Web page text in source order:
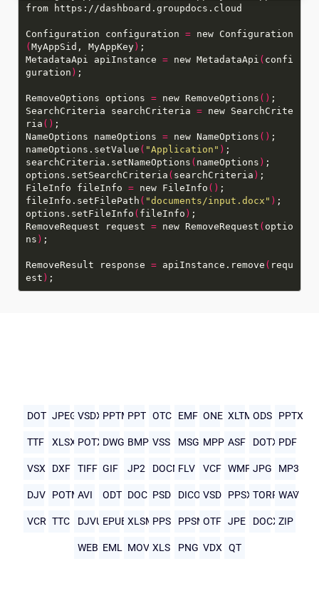
Configuration configuration =new Configuration
( MyAppSid, MyAppKey)
MetadataApi apiInstance =new MetadataApi ( confi
guration )
RemoveOptions options =new RemoveOptions ()
SearchCriteria searchCriteria =new SearchCrite
ria ()
NameOptions nameOptions =new NameOptions ()
nameOptions.setValue ( "Application" )
searchCriteria.setNameOptions ( nameOptions )
options.setSearchCriteria ( searchCriteria )
FileInfo fileInfo =new FileInfo ()
fileInfo.setFilePath ( "documents/input.docx" )
options.setFileInfo ( fileInfo )
RemoveRequest request =new RemoveRequest ( optio
ns )
RemoveResult response =apiInstance.remove ( requ
est )
DOT JPEG VSDX PPTMPPT OTC EMF ONE XLTMODS PPTX
TTF XLSX POTX DWG BMP VSS MSG MPP ASF DOTX PDF
VSX DXF TIFF GIF JP2 DOCMFLV VCF WMF JPG MP3
DJV POTMAVI ODT DOC PSD DICOMVSD PPSXTORRENT
WAV
VCR TTC DJVU EPUB XLSMPPS PPSMOTF JPE DOCXZIP
WEBPEML MOV XLS PNG VDX QT